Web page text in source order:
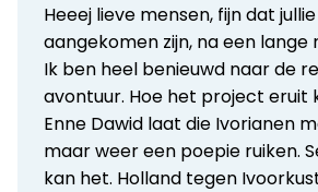
Heeej lieve mensen, fijn dat
aangekomen zijn, na een lange
Ik ben heel benieuwd naar de
avontuur. Hoe het project eruit
Enne Dawid laat die Ivorianen
maar weer een poepie ruiken.
kan het. Holland tegen